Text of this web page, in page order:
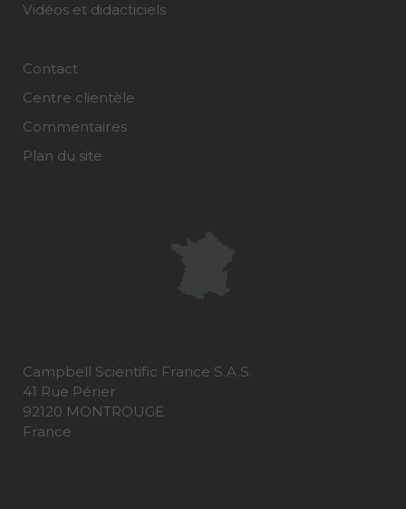
Vidéos et didacticiels
Contact
Centre clientèle
Commentaires
Plan du site
Campbell Scientific France S.A.S.
41 Rue Périer
92120 MONTROUGE
France